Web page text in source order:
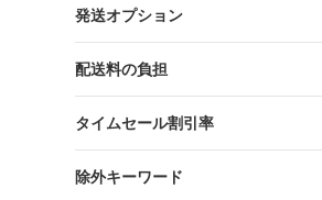
発送オプション
配送料の負担
タイムセール割引率
除外キーワード